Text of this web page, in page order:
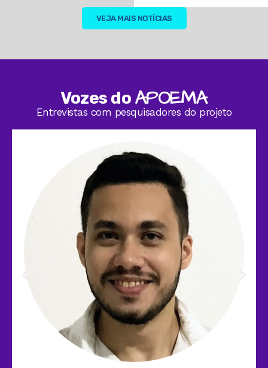
VEJA MAIS NOTÍCIAS
Vozes do APOEMA
Entrevistas com pesquisadores do projeto